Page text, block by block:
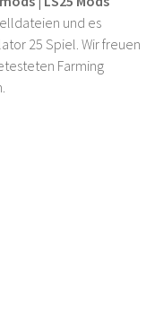
und es
25 Spiel. Wir freuen
Farming